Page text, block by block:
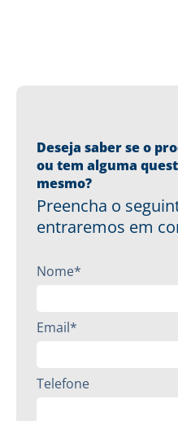
Deseja saber se o
ou tem alguma
mesmo?
Preencha o
entraremos em
Nome*
Email*
Telefone